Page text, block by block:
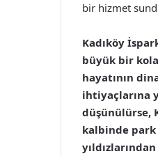
bir hizmet
Kadıköy
büyük bir
hayatının
ihtiyaçlarına
düşünülürse,
kalbinde park